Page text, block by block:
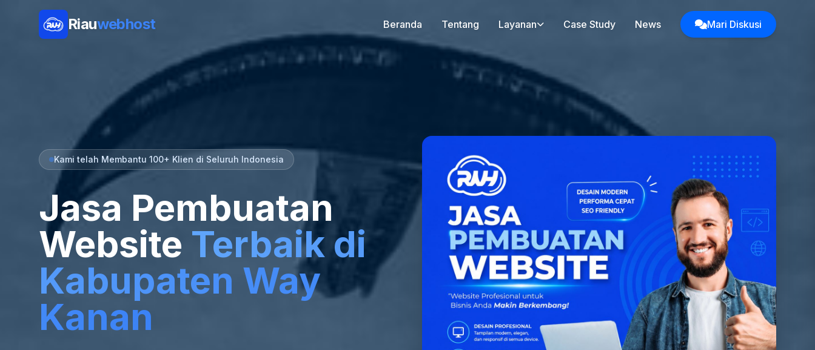
Riauwebhost Beranda Tentang Layanan Case Study News Mari Diskusi
Kami telah Membantu 100+ Klien di Seluruh Indonesia
Jasa Pembuatan
Website Terbaik di
Kabupaten Way
Kanan